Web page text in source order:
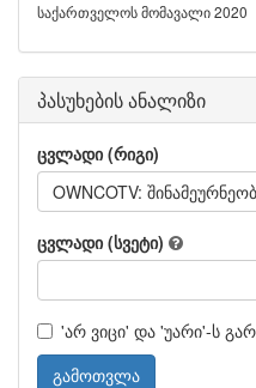
საქართველოს მომავალი 2020
პასუხების ანალიზი
ცვლადი (რიგი)
OWNCOTV:
ცვლადი (სვეტი)
'არ ვიცი' და 'უარი'-ს
გამოთვლა